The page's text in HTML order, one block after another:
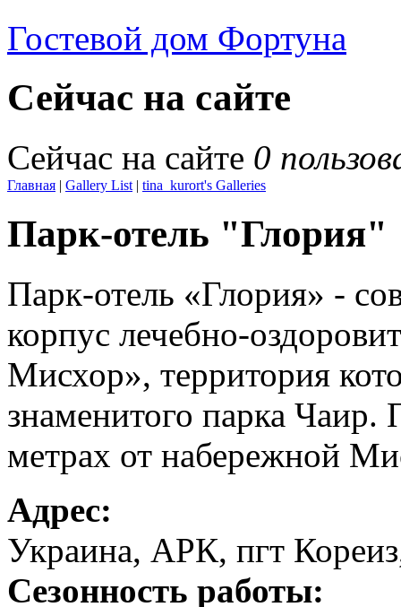
Гостевой дом Фортуна
Сейчас на сайте
Сейчас на сайте 0
Главная | Gallery List | tina_kurort's Galleries
Парк-отель "Глория"
Парк-отель «Глория» -
корпус лечебно-
Мисхор», территория
знаменитого парка Чаир.
метрах от набережной
Адрес:
Украина, АРК, пгт
Сезонность работы: